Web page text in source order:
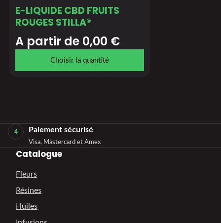
E-LIQUIDE CBD FRUITS
ROUGES STILLA®
A partir de 0,00 €
Choisir la quantité
4 Paiement sécurisé
Visa, Mastercard et Amex
Catalogue
Fleurs
Résines
Huiles